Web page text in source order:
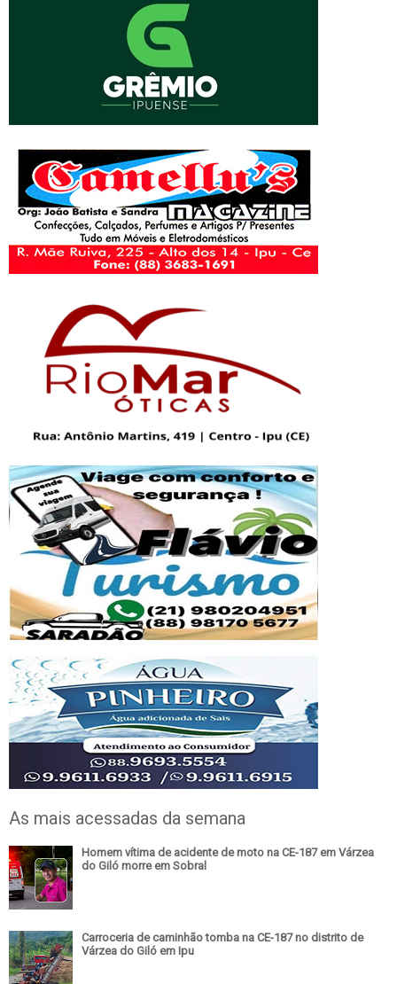
As mais acessadas da semana
Homem vítima de acidente de moto na CE-187 em Várzea
do Giló morre em Sobral
Carroceria de caminhão tomba na CE-187 no distrito de
Várzea do Giló em Ipu